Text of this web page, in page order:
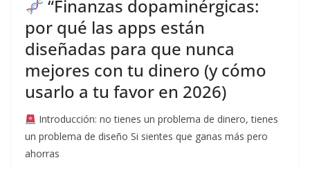
“Finanzas dopaminérgicas:
por qué las apps están
diseñadas para que nunca
mejores con tu dinero (y cómo
usarlo a tu favor en 2026)
Introducción: no tienes un problema de dinero, tienes
un problema de diseño Si sientes que ganas más pero
ahorras